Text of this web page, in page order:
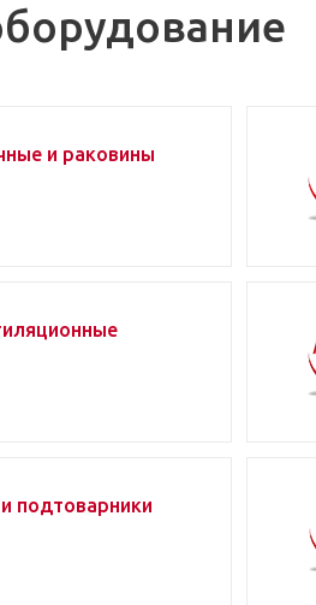
и раковины
подтоварники